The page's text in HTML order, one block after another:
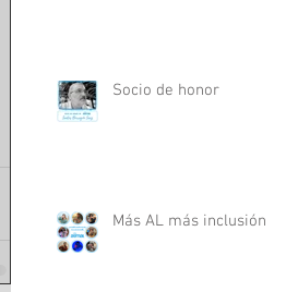
Socio de honor
Más AL más inclusión